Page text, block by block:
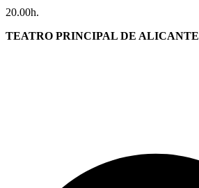
20.00h.
TEATRO PRINCIPAL DE ALICANTE